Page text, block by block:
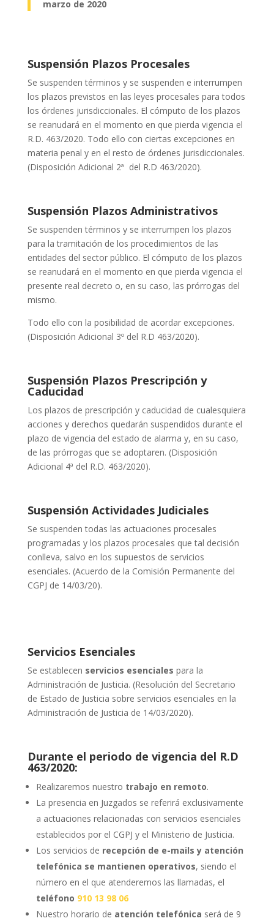
marzo de 2020
Suspensión Plazos Procesales
Se suspenden términos y se suspenden e interrumpen
los plazos previstos en las leyes procesales para todos
los órdenes jurisdiccionales. El cómputo de los plazos
se reanudará en el momento en que pierda vigencia el
R.D. 463/2020. Todo ello con ciertas excepciones en
materia penal y en el resto de órdenes jurisdiccionales.
(Disposición Adicional 2ª del R.D 463/2020).
Suspensión Plazos Administrativos
Se suspenden términos y se interrumpen los plazos
para la tramitación de los procedimientos de las
entidades del sector público. El cómputo de los plazos
se reanudará en el momento en que pierda vigencia el
presente real decreto o, en su caso, las prórrogas del
mismo.
Todo ello con la posibilidad de acordar excepciones.
(Disposición Adicional 3º del R.D 463/2020).
Suspensión Plazos Prescripción y
Caducidad
Los plazos de prescripción y caducidad de cualesquiera
acciones y derechos quedarán suspendidos durante el
plazo de vigencia del estado de alarma y, en su caso,
de las prórrogas que se adoptaren. (Disposición
Adicional 4ª del R.D. 463/2020).
Suspensión Actividades Judiciales
Se suspenden todas las actuaciones procesales
programadas y los plazos procesales que tal decisión
conlleva, salvo en los supuestos de servicios
esenciales. (Acuerdo de la Comisión Permanente del
CGPJ de 14/03/20).
Servicios Esenciales
Se establecen servicios esenciales para la
Administración de Justicia. (Resolución del Secretario
de Estado de Justicia sobre servicios esenciales en la
Administración de Justicia de 14/03/2020).
Durante el periodo de vigencia del R.D
463/2020:
Realizaremos nuestro trabajo en remoto.
La presencia en Juzgados se referirá exclusivamente
a actuaciones relacionadas con servicios esenciales
establecidos por el CGPJ y el Ministerio de Justicia.
Los servicios de recepción de e-mails y atención
telefónica se mantienen operativos, siendo el
número en el que atenderemos las llamadas, el
teléfono 910 13 98 06
Nuestro horario de atención telefónica será de 9